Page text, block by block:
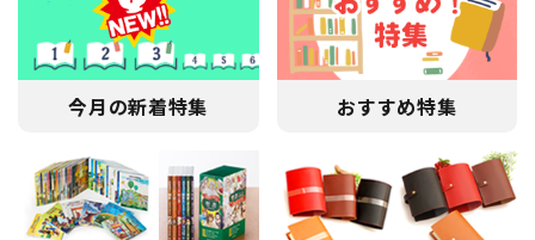
【商品代金8,000円以上送料無料】
商品代金8,000円未満の送料は国内配送（ヤマト便・ゆう
（ネコポス・レターパックライト）の場合は、370円（税
込）になります。
今月の新着特集 おすすめ特集